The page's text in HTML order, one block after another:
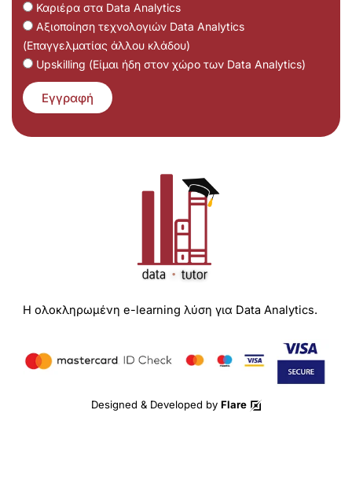
Καριέρα στα Data Analytics
Αξιοποίηση τεχνολογιών Data Analytics
(Επαγγελματίας άλλου κλάδου)
Upskilling (Είμαι ήδη στον χώρο των Data Analytics)
Εγγραφή
Η ολοκληρωμένη e-learning λύση για Data Analytics.
Designed & Developed by Flare